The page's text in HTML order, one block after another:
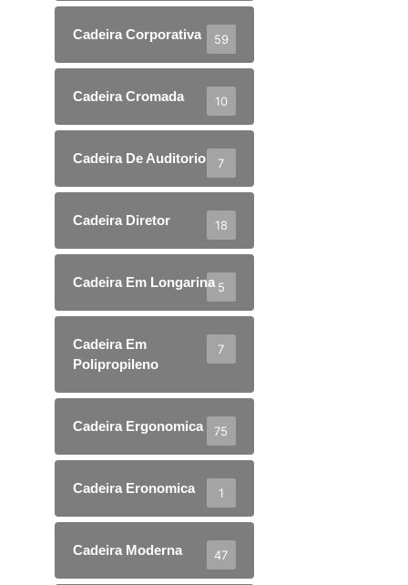
Cadeira Corporativa 59
Cadeira Cromada 10
Cadeira De Auditorio 7
Cadeira Diretor 18
Cadeira Em Longarina 5
Cadeira Em
Polipropileno
7
Cadeira Ergonomica 75
Cadeira Eronomica 1
Cadeira Moderna 47